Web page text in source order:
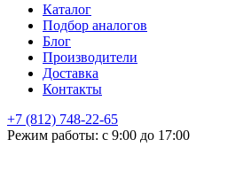
Каталог
Подбор аналогов
Блог
Производители
Доставка
Контакты
+7 (812) 748-22-65
Режим работы: с 9:00 до 17:00
НЕ НАШЛИ ЧТО